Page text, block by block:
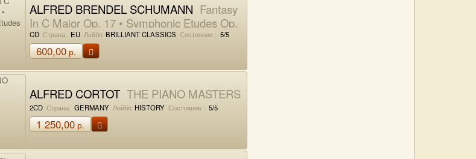
ALFRED BRENDEL SCHUMANN Fantasy
In C Major Op. 17 • Symphonic Etudes Op.
13
CD Страна: EU Лейбл: BRILLIANT CLASSICS Состояние : 5/5
600,00р.
ALFRED CORTOT THE PIANO MASTERS
2CD Страна: GERMANY Лейбл: HISTORY Состояние : 5/5
1 250,00р.